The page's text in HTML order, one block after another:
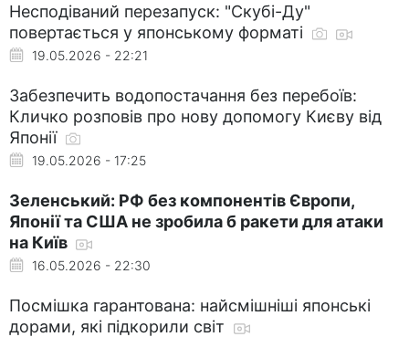
Несподіваний перезапуск: "Скубі-Ду"
повертається у японському форматі
19.05.2026 - 22:21
Забезпечить водопостачання без перебоїв:
Кличко розповів про нову допомогу Києву від
Японії
19.05.2026 - 17:25
Зеленський: РФ без компонентів Європи,
Японії та США не зробила б ракети для атаки
на Київ
16.05.2026 - 22:30
Посмішка гарантована: найсмішніші японські
дорами, які підкорили світ